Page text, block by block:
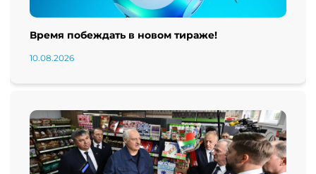
Время побеждать в новом тираже!
10.08.2026